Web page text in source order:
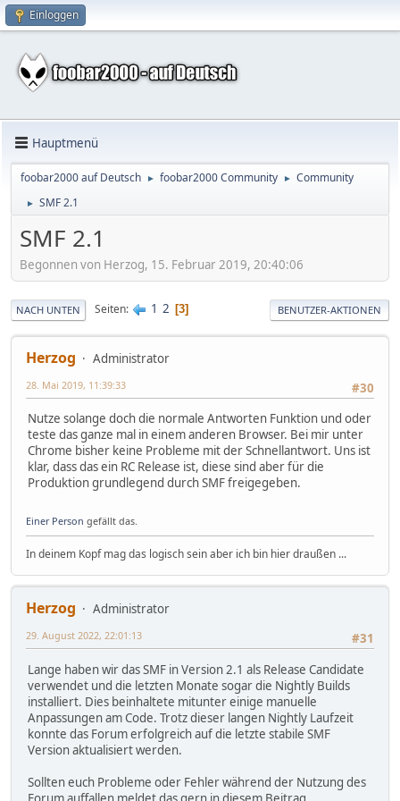
Einloggen
Hauptmenü
foobar2000 auf Deutsch ► foobar2000 Community ► Community
► SMF 2.1
SMF 2.1
Begonnen von Herzog, 15. Februar 2019, 20:40:06
NACH UNTEN Seiten 1 2 3 BENUTZER-AKTIONEN
Herzog
Administrator
#30
28. Mai 2019, 11:39:33
Nutze solange doch die normale Antworten Funktion und oder
teste das ganze mal in einem anderen Browser. Bei mir unter
Chrome bisher keine Probleme mit der Schnellantwort. Uns ist
klar, dass das ein RC Release ist, diese sind aber für die
Produktion grundlegend durch SMF freigegeben.
Einer Person gefällt das.
In deinem Kopf mag das logisch sein aber ich bin hier draußen ...
Herzog
Administrator
#31
29. August 2022, 22:01:13
Lange haben wir das SMF in Version 2.1 als Release Candidate
verwendet und die letzten Monate sogar die Nightly Builds
installiert. Dies beinhaltete mitunter einige manuelle
Anpassungen am Code. Trotz dieser langen Nightly Laufzeit
konnte das Forum erfolgreich auf die letzte stabile SMF
Version aktualisiert werden.
Sollten euch Probleme oder Fehler während der Nutzung des